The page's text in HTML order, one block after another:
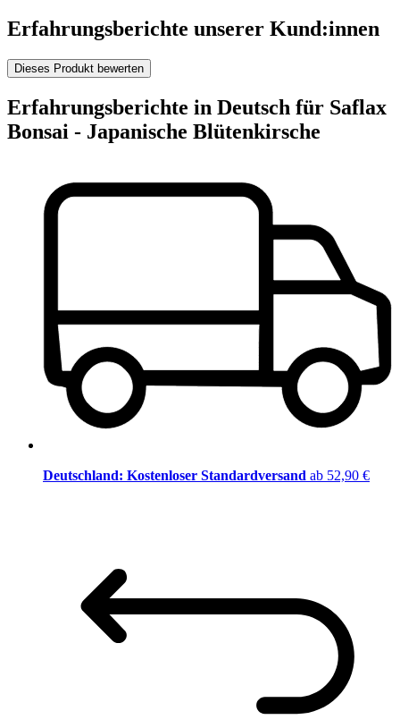
Erfahrungsberichte unserer Kund:innen
Dieses Produkt bewerten
Erfahrungsberichte in Deutsch für Saflax
Bonsai - Japanische Blütenkirsche
Deutschland: Kostenloser Standardversand ab 52,90 €